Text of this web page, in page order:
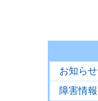
お知らせ
障害情報